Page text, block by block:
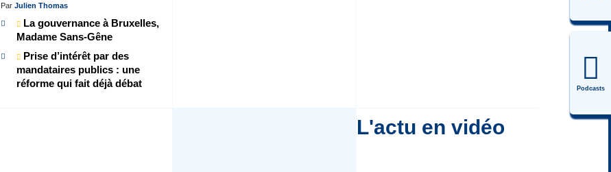
Podcasts
Par Julien Thomas
La gouvernance à Bruxelles,
Madame Sans-Gêne
Prise d’intérêt par des
mandataires publics : une
réforme qui fait déjà débat
L'actu en vidéo